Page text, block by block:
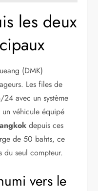
les deux
(DMK)
Les files de
avec un système
véhicule équipé
depuis ces
de 50 bahts, ce
du seul compteur.
vers le